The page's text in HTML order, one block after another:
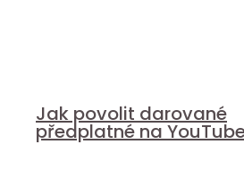
Jak povolit darované
předplatné na